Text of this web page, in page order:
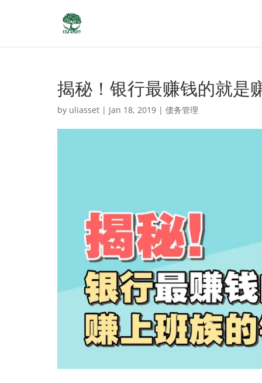
揭秘！银行最赚钱的就是
by uliasset | Jan 18, 2019 | 债务管理